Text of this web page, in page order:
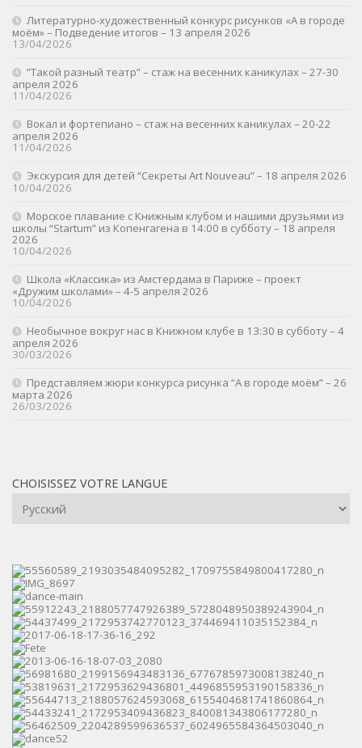
Литературно-художественный конкурс рисунков «А в городе
моём» – Подведение итогов – 13 апреля 2026
13/04/2026
”Такой разный театр” – стаж на весенних каникулах – 27-30
апреля 2026
11/04/2026
Вокал и фортепиано – стаж на весенних каникулах – 20-22
апреля 2026
11/04/2026
Экскурсия для детей “Секреты Art Nouveau” – 18 апреля 2026
10/04/2026
Морское плавание с Книжным клубом и нашими друзьями из
школы “Startum” из Копенгагена в 14:00 в субботу – 18 апреля
2026
10/04/2026
Школа «Классика» из Амстердама в Париже – проект
«Дружим школами» – 4-5 апреля 2026
10/04/2026
Необычное вокруг нас в Книжном клубе в 13:30 в субботу – 4
апреля 2026
30/03/2026
Представляем жюри конкурса рисунка “А в городе моём” – 26
марта 2026
26/03/2026
CHOISISSEZ VOTRE LANGUE